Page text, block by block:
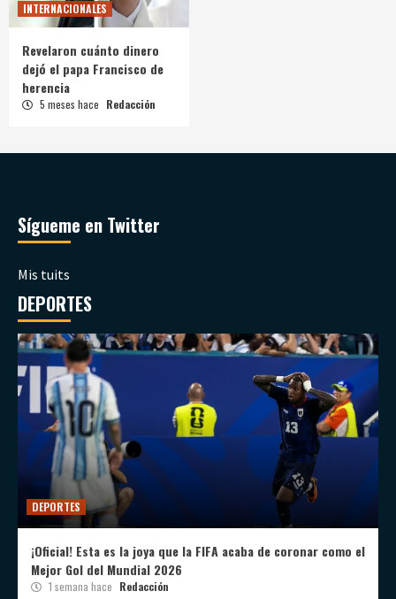
INTERNACIONALES
Revelaron cuánto dinero
dejó el papa Francisco de
herencia
5 meses hace Redacción
Sígueme en Twitter
Mis tuits
DEPORTES
DEPORTES
¡Oficial! Esta es la joya que la FIFA acaba de coronar como el
Mejor Gol del Mundial 2026
1 semana hace Redacción